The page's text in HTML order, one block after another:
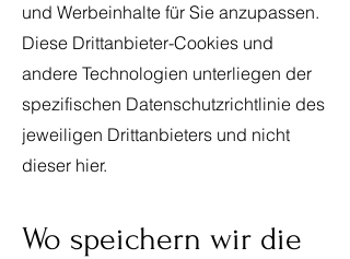
und Werbeinhalte für Sie anzupassen.
Diese Drittanbieter-Cookies und
andere Technologien unterliegen der
spezifischen Datenschutzrichtlinie des
jeweiligen Drittanbieters und nicht
dieser hier.
Wo speichern wir die